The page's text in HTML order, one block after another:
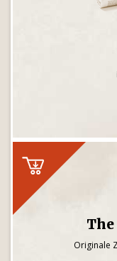
Originale